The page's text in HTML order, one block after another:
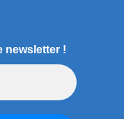
newsletter !